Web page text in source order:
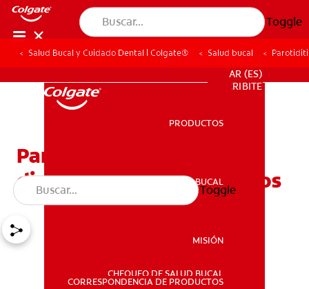
Toggle
SALUD BUCAL
PARA PROFESIONALES
AR (ES)
SUSCRIBITE
PRODUCTOS
SALUD BUCAL
MISIÓN
CHEQUEO DE SALUD BUCAL
CORRESPONDENCIA DE PRODUCTOS
Toggle
Salud Bucal y Cuidado Dental | Colgate® Salud bucal
Parotiditis: síntomas,
diagnóstico y tratamientos